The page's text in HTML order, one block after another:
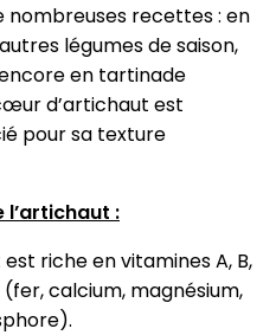
nombreuses recettes : en
légumes de saison,
en tartinade
d’artichaut est
pour sa texture
:
riche en vitamines A, B,
calcium, magnésium,